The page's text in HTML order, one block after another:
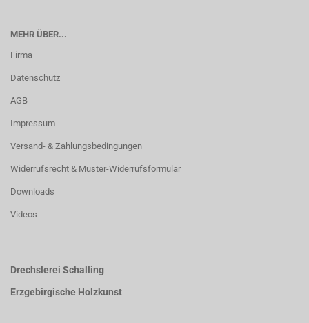
MEHR ÜBER...
Firma
Datenschutz
AGB
Impressum
Versand- & Zahlungsbedingungen
Widerrufsrecht & Muster-Widerrufsformular
Downloads
Videos
Drechslerei Schalling
Erzgebirgische Holzkunst